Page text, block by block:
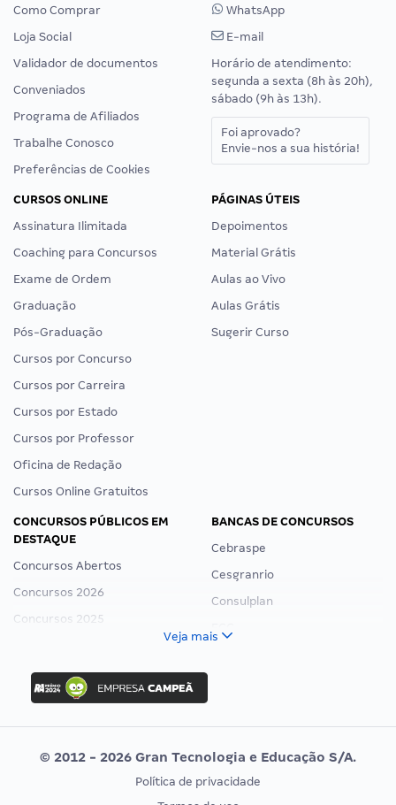
Como Comprar
Loja Social
Validador de documentos
Conveniados
Programa de Afiliados
Trabalhe Conosco
Preferências de Cookies
WhatsApp
E-mail
Horário de atendimento:
segunda a sexta (8h às 20h),
sábado (9h às 13h).
Foi aprovado?
Envie-nos a sua história!
CURSOS ONLINE
Assinatura Ilimitada
Coaching para Concursos
Exame de Ordem
Graduação
Pós-Graduação
Cursos por Concurso
Cursos por Carreira
Cursos por Estado
Cursos por Professor
Oficina de Redação
Cursos Online Gratuitos
PÁGINAS ÚTEIS
Depoimentos
Material Grátis
Aulas ao Vivo
Aulas Grátis
Sugerir Curso
CONCURSOS PÚBLICOS EM
DESTAQUE
Concursos Abertos
Concursos 2026
Concursos 2025
Concurso Nacional Unificado
Concurso Ibama
Concurso MPU
Editais publicados
BANCAS DE CONCURSOS
Cebraspe
Cesgranrio
Consulplan
Vunesp
CONCURSOS POR PROFISSÃO EXAME DE ORDEM
Veja mais
© 2012 - 2026 Gran Tecnologia e Educação S/A.
Política de privacidade